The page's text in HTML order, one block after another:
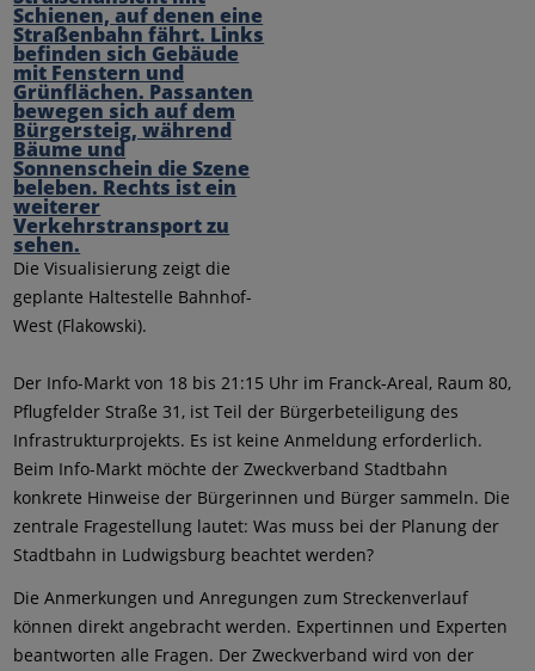
Die Visualisierung zeigt die
geplante Haltestelle Bahnhof-
West (Flakowski).
Der Info-Markt von 18 bis 21:15 Uhr im Franck-Areal, Raum 80,
Pflugfelder Straße 31, ist Teil der Bürgerbeteiligung des
Infrastrukturprojekts. Es ist keine Anmeldung erforderlich.
Beim Info-Markt möchte der Zweckverband Stadtbahn
konkrete Hinweise der Bürgerinnen und Bürger sammeln. Die
zentrale Fragestellung lautet: Was muss bei der Planung der
Stadtbahn in Ludwigsburg beachtet werden?
Die Anmerkungen und Anregungen zum Streckenverlauf
können direkt angebracht werden. Expertinnen und Experten
beantworten alle Fragen. Der Zweckverband wird von der